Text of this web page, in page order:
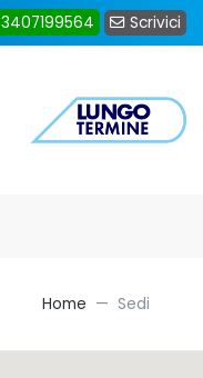
3407199564 Scrivici
Home Sedi